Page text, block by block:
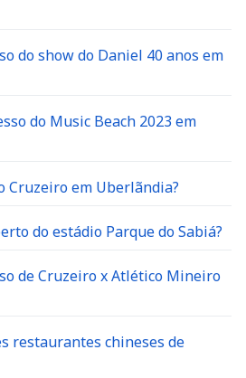
do show do Daniel 40 anos em
do Music Beach 2023 em
Cruzeiro em Uberlãndia?
do estádio Parque do Sabiá?
de Cruzeiro x Atlético Mineiro
restaurantes chineses de